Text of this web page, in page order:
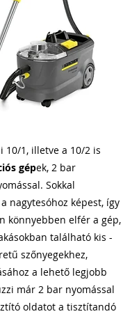
10/1, illetve a 10/2 is
gépek, 2 bar
Sokkal
nagytesóhoz képest, így
könnyebben elfér a gép,
található kis -
szőnyegekhez,
a lehető legjobb
már 2 bar nyomással
oldatot a tisztítandó